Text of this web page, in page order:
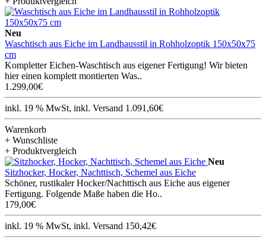
Neu
Waschtisch aus Eiche im Landhausstil in Rohholzoptik 150x50x75
cm
Kompletter Eichen-Waschtisch aus eigener Fertigung! Wir bieten
hier einen komplett montierten Was..
1.299,00€
inkl. 19 % MwSt, inkl. Versand 1.091,60€
Warenkorb
+ Wunschliste
+ Produktvergleich
Neu
Sitzhocker, Hocker, Nachttisch, Schemel aus Eiche
Schöner, rustikaler Hocker/Nachttisch aus Eiche aus eigener
Fertigung. Folgende Maße haben die Ho..
179,00€
inkl. 19 % MwSt, inkl. Versand 150,42€